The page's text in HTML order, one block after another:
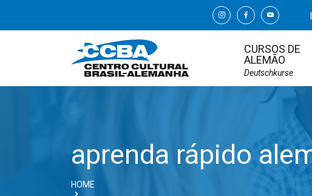
CURSOS DE
ALEMÃO
Deutschkurse
aprenda rápido
HOME